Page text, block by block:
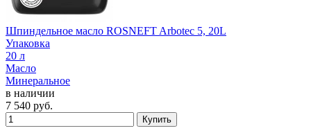
Шпиндельное масло ROSNEFT Arbotec 5, 20L
Упаковка
20 л
Масло
Минеральное
в наличии
7 540 руб.
Купить